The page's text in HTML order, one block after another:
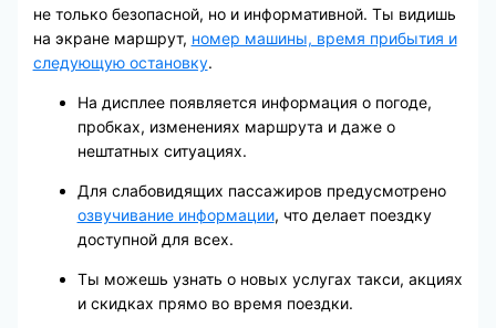
не только безопасной, но и информативной. Ты видишь
на экране маршрут, номер машины, время прибытия и
следующую остановку.
На дисплее появляется информация о погоде,
пробках, изменениях маршрута и даже о
нештатных ситуациях.
Для слабовидящих пассажиров предусмотрено
озвучивание информации, что делает поездку
доступной для всех.
Ты можешь узнать о новых услугах такси, акциях
и скидках прямо во время поездки.